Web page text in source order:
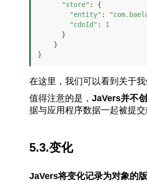
"store" : {
"entity" :
"cdoId" : 1
}
在这里，我们可以看到关于
值得注意的是， JaVers并不
据与应用程序数据一起被提交
5.3.变化
JaVers将变化记录为对象的